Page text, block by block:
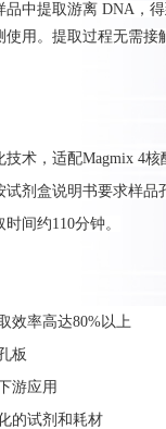
品中提取游离 DNA，
使用。提取过程无需
技术，适配Magmix 4
试剂盒说明书要求样品
间约110分钟。
效率高达80%以上
板
游应用
的试剂和耗材